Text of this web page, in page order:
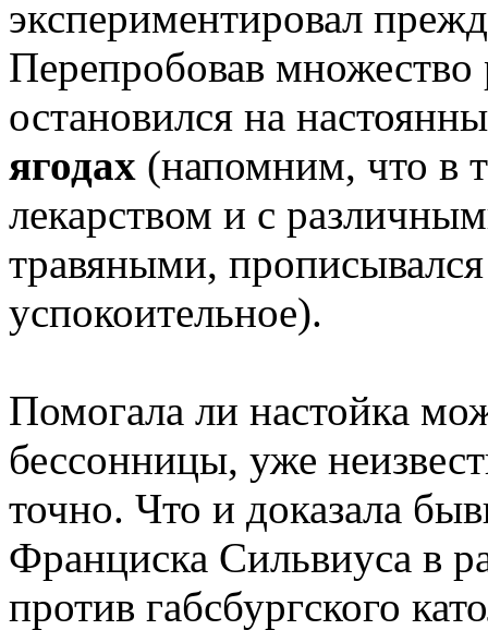
экспериментировал
Перепробовав
остановился на
ягодах (напомним, что в
лекарством и с
травяными,
успокоительное).
Помогала ли настойка
бессонницы, уже
точно. Что и доказала
Франциска Сильвиуса в
против габсбургского